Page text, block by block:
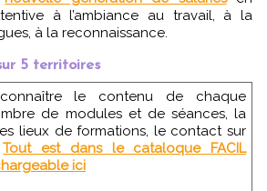
à l’ambiance au travail, à la
à la reconnaissance.
5 territoires
de modules et de séances, la
lieux de formations, le contact sur
Tout est dans le cataloque FACIL
ici